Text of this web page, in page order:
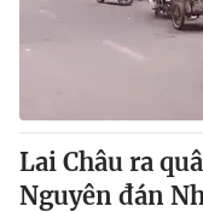
Lai Châu ra
Nguyên đán